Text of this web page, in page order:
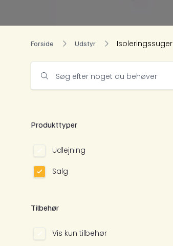
Forside Udstyr Isoleringssuger
Søg efter noget du behøver
Produkttyper
Udlejning
Salg
Tilbehør
Vis kun tilbehør